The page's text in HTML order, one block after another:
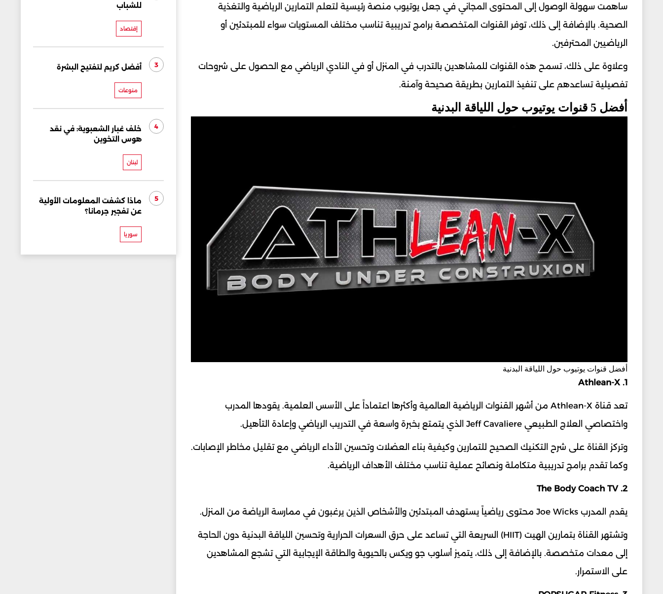
ساهمت سهولة الوصول إلى المحتوى المجاني في جعل يوتيوب منصة رئيسية لتعلم التمارين الرياضية والتغذية
الصحية. بالإضافة إلى ذلك، توفر القنوات المتخصصة برامج تدريبية تناسب مختلف المستويات سواء للمبتدئين أو
الرياضيين المحترفين.
وعلاوة على ذلك، تسمح هذه القنوات للمشاهدين بالتدرب في المنزل أو في النادي الرياضي مع الحصول على شروحات
تفصيلية تساعدهم على تنفيذ التمارين بطريقة صحيحة وآمنة.
أفضل 5 قنوات يوتيوب حول اللياقة البدنية
أفضل قنوات يوتيوب حول اللياقة البدنية
1. Athlean-X
تعد قناة Athlean-X من أشهر القنوات الرياضية العالمية وأكثرها اعتماداً على الأسس العلمية. يقودها المدرب
واختصاصي العلاج الطبيعي Jeff Cavaliere الذي يتمتع بخبرة واسعة في التدريب الرياضي وإعادة التأهيل.
وتركز القناة على شرح التكنيك الصحيح للتمارين وكيفية بناء العضلات وتحسين الأداء الرياضي مع تقليل مخاطر الإصابات.
وكما تقدم برامج تدريبية متكاملة ونصائح عملية تناسب مختلف الأهداف الرياضية.
2. The Body Coach TV
يقدم المدرب Joe Wicks محتوى رياضياً يستهدف المبتدئين والأشخاص الذين يرغبون في ممارسة الرياضة من المنزل.
وتشتهر القناة بتمارين الهيت (HIIT) السريعة التي تساعد على حرق السعرات الحرارية وتحسين اللياقة البدنية دون الحاجة
إلى معدات متخصصة. بالإضافة إلى ذلك، يتميز أسلوب جو ويكس بالحيوية والطاقة الإيجابية التي تشجع المشاهدين
على الاستمرار.
للشباب
إقتصاد
3 أفضل كريم لتفتيح البشرة
منوعات
4
خلف غبار الشعبوية: في نقد
هوس التخوين
لبنان
5
ماذا كشفت المعلومات الأولية
عن تفجير جرمانا؟
سوريا